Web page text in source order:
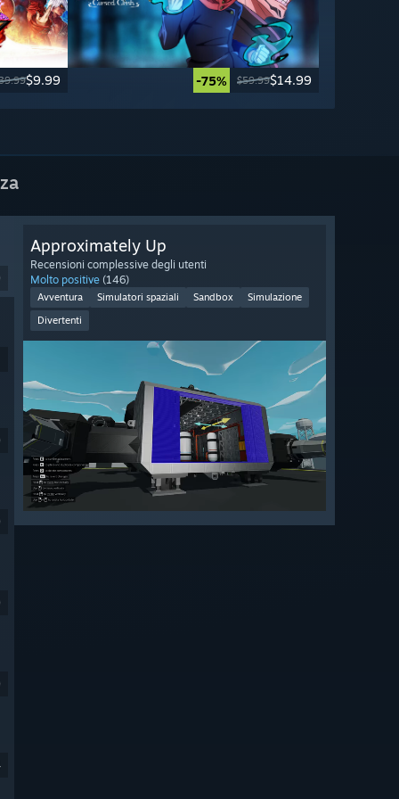
$9.99 -75% $59.99$14.99
Approximately Up
Recensioni complessive degli utenti
Molto positive (146)
Avventura Simulatori spaziali Sandbox
Simulazione
Divertenti